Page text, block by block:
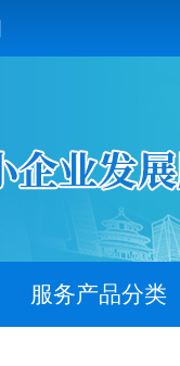
服务产品分类